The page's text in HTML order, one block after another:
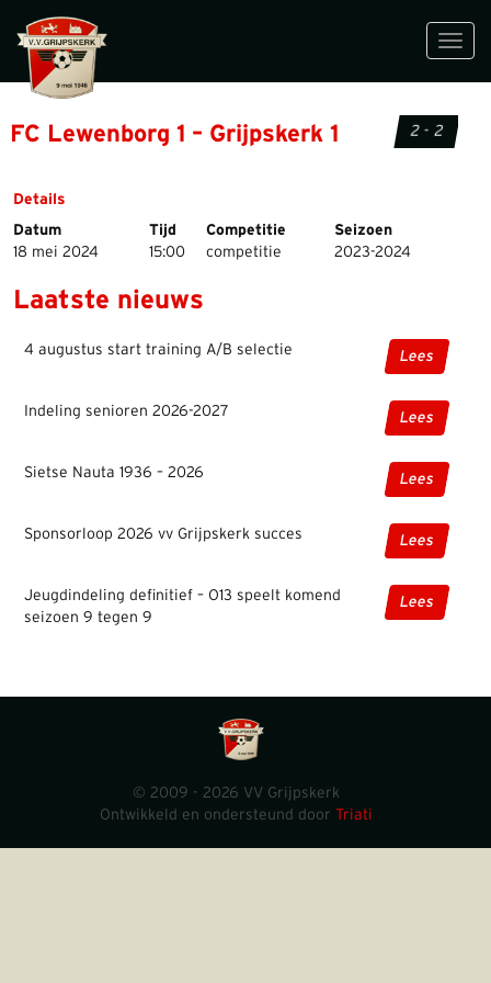
FC Lewenborg 1 – Grijpskerk 1 2 - 2
Details
Datum
Tijd Competitie
Seizoen
18 mei 2024
15:00 competitie 2023-2024
Laatste nieuws
4 augustus start training A/B selectie Lees
Indeling senioren 2026-2027 Lees
Sietse Nauta 1936 – 2026 Lees
Sponsorloop 2026 vv Grijpskerk succes Lees
Jeugdindeling definitief – O13 speelt komend
seizoen 9 tegen 9
Lees
© 2009 - 2026 VV Grijpskerk
Ontwikkeld en ondersteund door Triati